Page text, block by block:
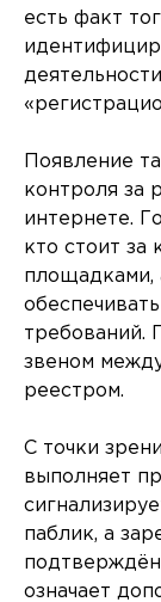
есть факт
Появление
контроля за
интернете.
кто стоит
площадками,
требований.
звеном
реестром.
С точки
выполняет
паблик, а
означает